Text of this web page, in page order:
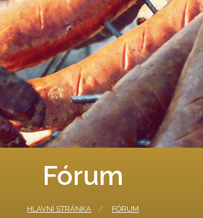
Fórum
HLAVNÍ STRÁNKA FÓRUM